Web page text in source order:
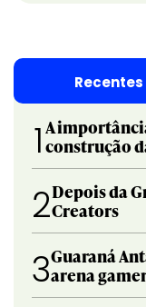
Recentes
1 A
construção
2Depois da
Creators
3Guaraná
arena